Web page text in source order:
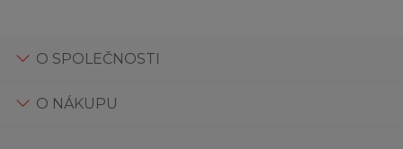
O SPOLEČNOSTI
O NÁKUPU